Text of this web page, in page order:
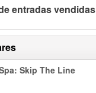
entradas vendidas
Skip The Line